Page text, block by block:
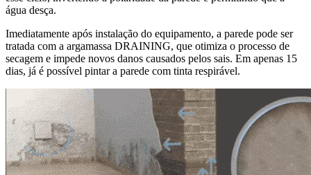
água desça.
Imediatamente após instalação do equipamento, a parede pode ser
tratada com a argamassa DRAINING, que otimiza o processo de
secagem e impede novos danos causados pelos sais. Em apenas 15
dias, já é possível pintar a parede com tinta respirável.